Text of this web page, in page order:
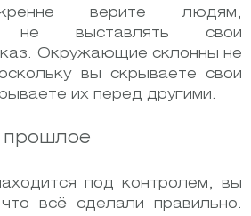
верите людям,
не выставлять свои
Окружающие склонны не
вы скрываете свои
их перед другими.
прошлое
под контролем, вы
всё сделали правильно.